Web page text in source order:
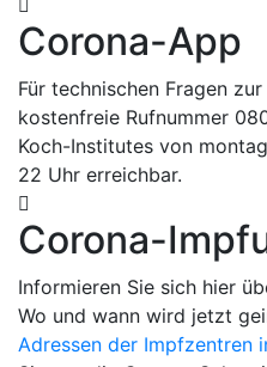
Corona-App
Für technischen Fragen
kostenfreie Rufnummer
Koch-Institutes von
22 Uhr erreichbar.
Corona-
Informieren Sie sich hier
Wo und wann wird jetzt
Adressen der Impfzentren